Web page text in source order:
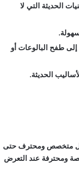
الحديثة التي لا
طفح البالوعات أو
الحديثة.
متخصص ومحترف حتى
ومحترفة عند التعرض